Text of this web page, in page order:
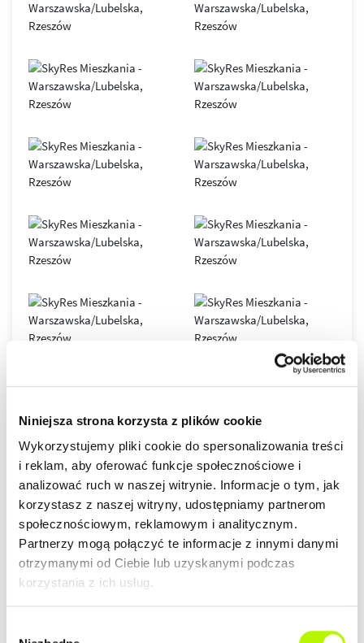
Niniejsza strona korzysta z plików cookie
Wykorzystujemy pliki cookie do spersonalizowania treści
i reklam, aby oferować funkcje społecznościowe i
analizować ruch w naszej witrynie. Informacje o tym, jak
korzystasz z naszej witryny, udostępniamy partnerom
społecznościowym, reklamowym i analitycznym.
Partnerzy mogą połączyć te informacje z innymi danymi
otrzymanymi od Ciebie lub uzyskanymi podczas
korzystania z ich usług.
SkyRes– symbol nowoczesnego Rzeszowa i siedziba
renomowanych, międzynarodowych firm. Obiekt oferuje
sufity podwieszane, duże przeszklenia, indywidualnie
sterowane systemy klimatyzacji i wentylacji, 7
szybkobieżnych wind oraz inteligentny system BMS.
Nowoczesna infrastruktura światłowodowa gwarantuje
Biurowiec został zaprojektowany zgodnie z zasadami
zrównoważonego budownictwa, co potwierdza
komfortu i doskonałej lokalizacji, SkyRes jest dziś jednym z
najważniejszych adresów biznesowych w Rzeszowie oraz
wyjątkowym miejscem do życia w dynamicznie
rozwijającym się mieście.
Osiedle SkyRes to prestiżowa inwestycja, która
wyznaczyła nowe standardy w rzeszowskim
budownictwie, to jeden z najbardziej pożądanych